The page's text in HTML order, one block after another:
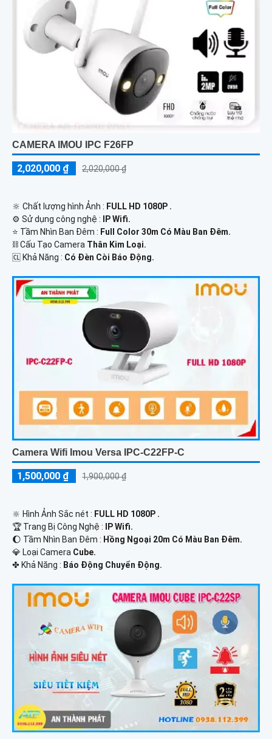
CAMERA IMOU IPC F26FP
2,020,000 ₫ 2,020,000 ₫
🔆 Chất lượng hình Ảnh : FULL HD 1080P .
⚙ Sử dụng công nghệ :
IP Wifi.
⭐ Tầm Nhìn Ban Đêm : Full Color 30m Có Màu Ban Đêm.
⛓ Cấu Tạo Camera Thân Kim Loại.
️🆑 Khả Năng : Có Đèn Còi Báo Động.
Camera Wifi Imou Versa IPC-C22FP-C
1,500,000 ₫ 1,900,000 ₫
🔆 Hình Ảnh Sắc nét : FULL HD 1080P .
🏆 Trang Bị Công Nghệ :
IP Wifi.
🌔 Tầm Nhìn Ban Đêm : Hồng Ngoại 20m Có Màu Ban Đêm.
💎 Loại Camera Cube.
️✤ Khả Năng : Báo Động Chuyển Động.